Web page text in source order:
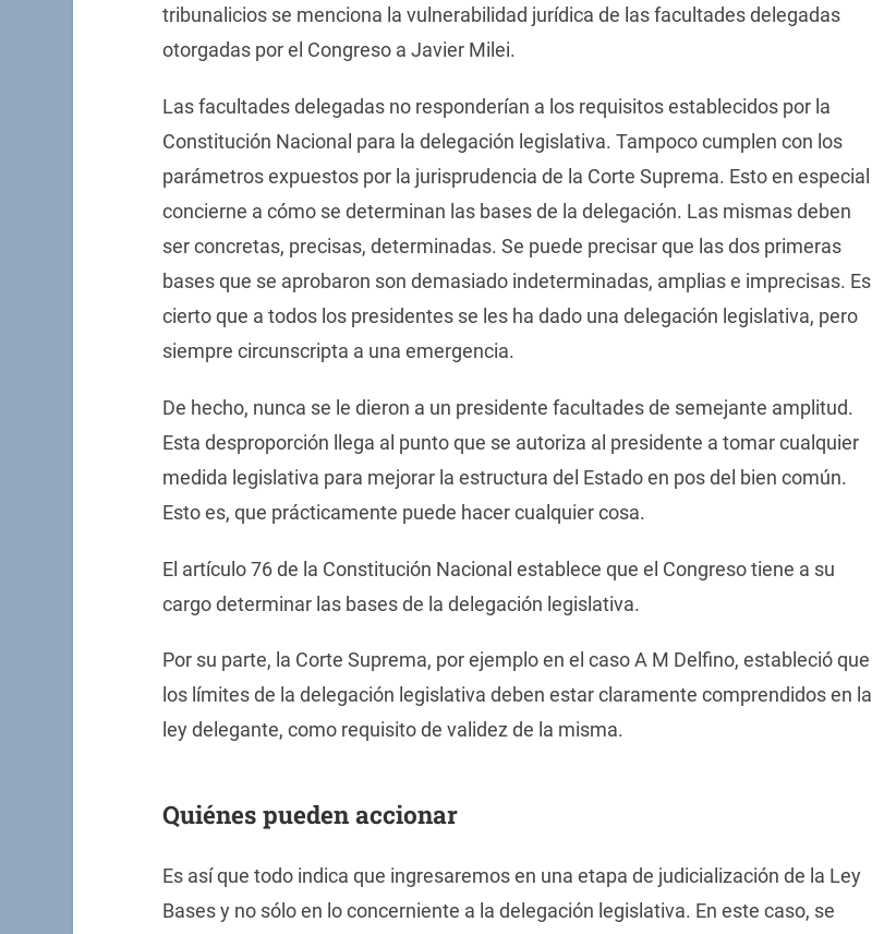
tribunalicios se menciona la vulnerabilidad jurídica de las facultades delegadas
otorgadas por el Congreso a Javier Milei.
Las facultades delegadas no responderían a los requisitos establecidos por la
Constitución Nacional para la delegación legislativa. Tampoco cumplen con los
parámetros expuestos por la jurisprudencia de la Corte Suprema. Esto en especial
concierne a cómo se determinan las bases de la delegación. Las mismas deben
ser concretas, precisas, determinadas. Se puede precisar que las dos primeras
bases que se aprobaron son demasiado indeterminadas, amplias e imprecisas. Es
cierto que a todos los presidentes se les ha dado una delegación legislativa, pero
siempre circunscripta a una emergencia.
De hecho, nunca se le dieron a un presidente facultades de semejante amplitud.
Esta desproporción llega al punto que se autoriza al presidente a tomar cualquier
medida legislativa para mejorar la estructura del Estado en pos del bien común.
Esto es, que prácticamente puede hacer cualquier cosa.
El artículo 76 de la Constitución Nacional establece que el Congreso tiene a su
cargo determinar las bases de la delegación legislativa.
Por su parte, la Corte Suprema, por ejemplo en el caso A M Delfino, estableció que
los límites de la delegación legislativa deben estar claramente comprendidos en la
ley delegante, como requisito de validez de la misma.
Quiénes pueden accionar
Es así que todo indica que ingresaremos en una etapa de judicialización de la Ley
Bases y no sólo en lo concerniente a la delegación legislativa. En este caso, se